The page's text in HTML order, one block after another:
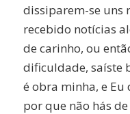
dissiparem-se uns
recebido notícias
de carinho, ou
dificuldade, saíste
é obra minha, e Eu
por que não hás